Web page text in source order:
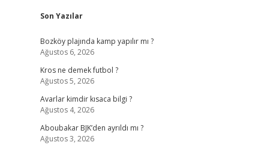
Sidebar
Son Yazılar
Bozköy plajında kamp yapılır mı ?
Ağustos 6, 2026
Kros ne demek futbol ?
Ağustos 5, 2026
Avarlar kimdir kısaca bilgi ?
Ağustos 4, 2026
Aboubakar BJK’den ayrıldı mı ?
Ağustos 3, 2026